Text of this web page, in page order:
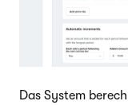
Das System